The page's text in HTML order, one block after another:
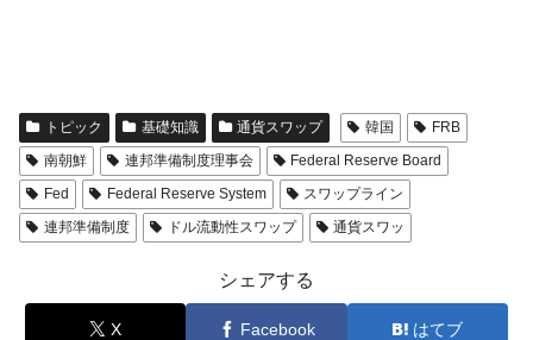
トピック 基礎知識 通貨スワップ 韓国
FRB
南朝鮮
連邦準備制度理事会
Federal Reserve Board
Fed
Federal Reserve System
スワップライン
連邦準備制度
ドル流動性スワップ 通貨スワッ
シェアする
X Facebook はてブ